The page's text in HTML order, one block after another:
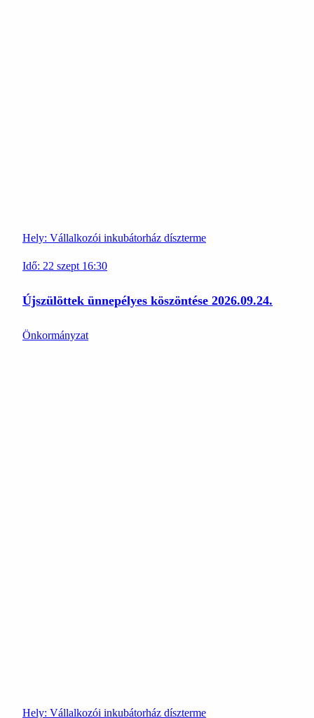
Hely: Vállalkozói inkubátorház díszterme
Idő: 22 szept 16:30
Újszülöttek ünnepélyes köszöntése 2026.09.24.
Önkormányzat
Hely: Vállalkozói inkubátorház díszterme